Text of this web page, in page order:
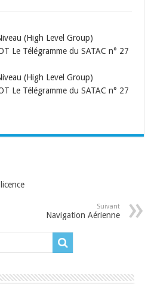
(High Level Group)
Le Télégramme du SATAC n° 27
(High Level Group)
Le Télégramme du SATAC n° 27
Suivant
Navigation Aérienne